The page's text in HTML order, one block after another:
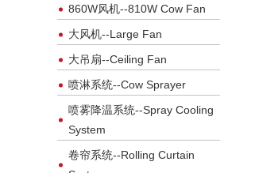
860W风机--810W Cow Fan
大风机--Large Fan
大吊扇--Ceiling Fan
喷淋系统--Cow Sprayer
喷雾降温系统--Spray Cooling
System
卷帘系统--Rolling Curtain